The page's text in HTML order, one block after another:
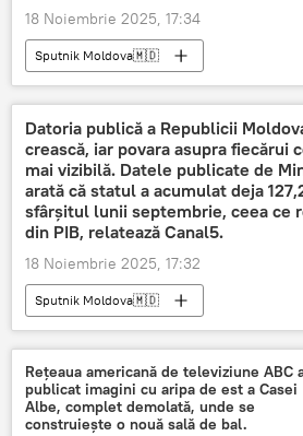
18 Noiembrie 2025, 17:34
Sputnik Moldova🇲🇩
Datoria publică a Republicii
crească, iar povara asupra fiecărui
mai vizibilă. Datele publicate de
arată că statul a acumulat deja
sfârșitul lunii septembrie, ceea ce
din PIB, relatează Canal5.
18 Noiembrie 2025, 17:32
Sputnik Moldova🇲🇩
Rețeaua americană de televiziune ABC
publicat imagini cu aripa de est a Casei
Albe, complet demolată, unde se
construiește o nouă sală de bal.